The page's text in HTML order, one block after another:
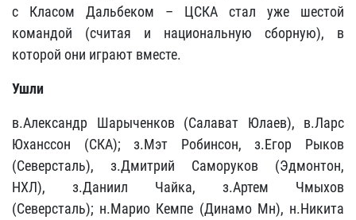
с Класом Дальбеком – ЦСКА стал уже шестой
командой (считая и национальную сборную), в
которой они играют вместе.
Ушли
в.Александр Шарыченков (Салават Юлаев), в.Ларс
Юханссон (СКА); з.Мэт Робинсон, з.Егор Рыков
(Северсталь), з.Дмитрий Саморуков (Эдмонтон,
НХЛ), з.Даниил Чайка, з.Артем Чмыхов
(Северсталь); н.Марио Кемпе (Динамо Мн), н.Никита